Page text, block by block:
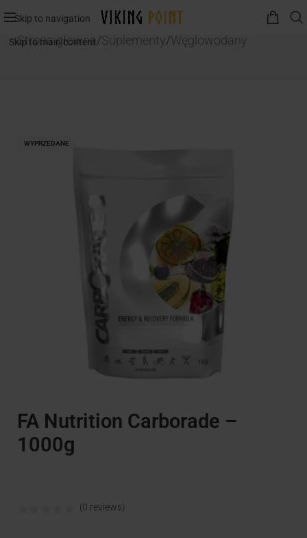
Skip to navigation
Skip to main content
Strona główna/Suplementy/Węglowodany
WYPRZEDANE
FA Nutrition Carborade –
1000g
(0 reviews)